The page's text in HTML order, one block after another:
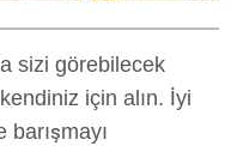
sizi görebilecek
için alın. İyi